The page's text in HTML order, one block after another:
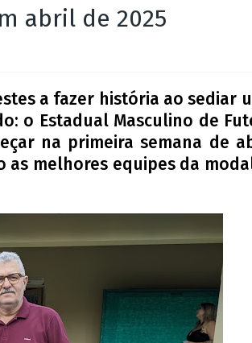
abril de 2025
a fazer história ao sediar
o Estadual Masculino de
na primeira semana de
as melhores equipes da